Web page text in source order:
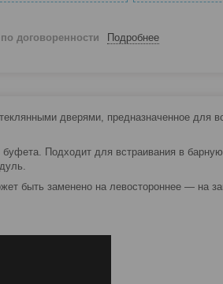
по договоренности Подробнее
дверями, предназначенное для
Подходит для встраивания в барную
быть заменено на левостороннее — на